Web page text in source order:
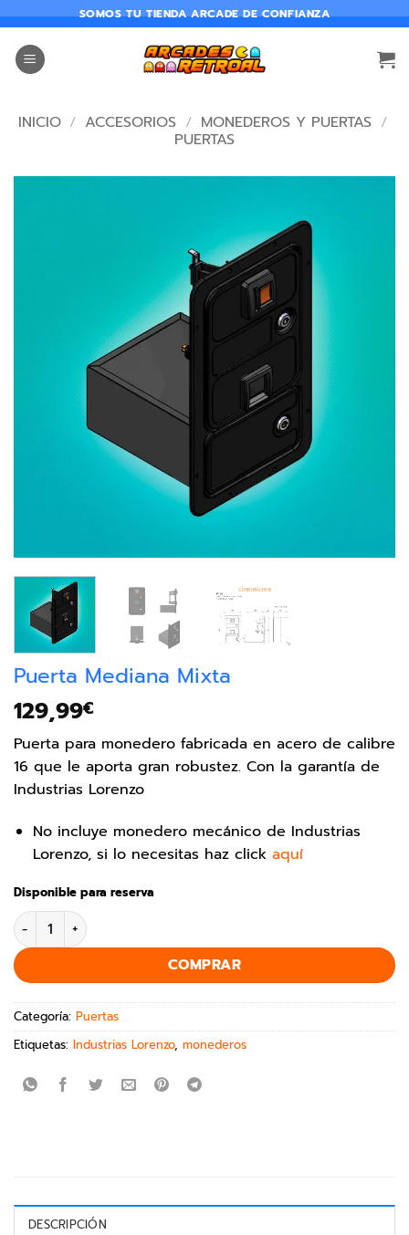
SOMOS TU TIENDA ARCADE DE CONFIANZA
INICIO / ACCESORIOS / MONEDEROS Y PUERTAS /
PUERTAS
Puerta Mediana Mixta
129,99€
Puerta para monedero fabricada en acero de calibre
16 que le aporta gran robustez. Con la garantía de
Industrias Lorenzo
No incluye monedero mecánico de Industrias
Lorenzo, si lo necesitas haz click aquí
Disponible para reserva
COMPRAR
Categoría: Puertas
Etiquetas: Industrias Lorenzo, monederos
DESCRIPCIÓN